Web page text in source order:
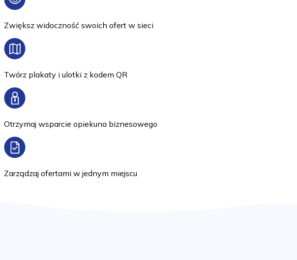
Zwiększ widoczność swoich ofert w sieci
Twórz plakaty i ulotki z kodem QR
Otrzymaj wsparcie opiekuna biznesowego
Zarządzaj ofertami w jednym miejscu